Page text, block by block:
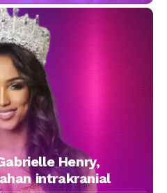
Henry,
intrakranial